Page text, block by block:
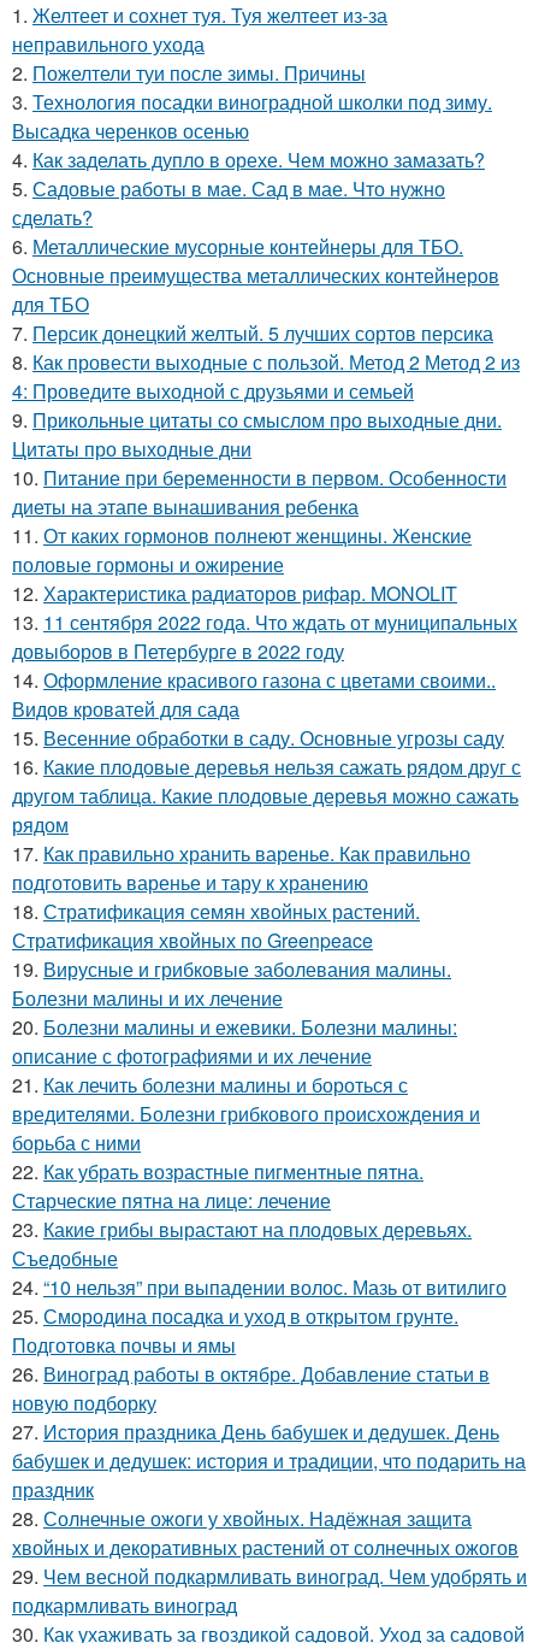
1. Желтеет и сохнет туя. Туя желтеет из-за
неправильного ухода
2. Пожелтели туи после зимы. Причины
3. Технология посадки виноградной школки под зиму.
Высадка черенков осенью
4. Как заделать дупло в орехе. Чем можно замазать?
5. Садовые работы в мае. Сад в мае. Что нужно
сделать?
6. Металлические мусорные контейнеры для ТБО.
Основные преимущества металлических контейнеров
для ТБО
7. Персик донецкий желтый. 5 лучших сортов персика
8. Как провести выходные с пользой. Метод 2 Метод 2 из
4: Проведите выходной с друзьями и семьей
9. Прикольные цитаты со смыслом про выходные дни.
Цитаты про выходные дни
10. Питание при беременности в первом. Особенности
диеты на этапе вынашивания ребенка
11. От каких гормонов полнеют женщины. Женские
половые гормоны и ожирение
12. Характеристика радиаторов рифар. MONOLIT
13. 11 сентября 2022 года. Что ждать от муниципальных
довыборов в Петербурге в 2022 году
14. Оформление красивого газона с цветами своими..
Видов кроватей для сада
15. Весенние обработки в саду. Основные угрозы саду
16. Какие плодовые деревья нельзя сажать рядом друг с
другом таблица. Какие плодовые деревья можно сажать
рядом
17. Как правильно хранить варенье. Как правильно
подготовить варенье и тару к хранению
18. Стратификация семян хвойных растений.
Стратификация хвойных по Greenpeace
19. Вирусные и грибковые заболевания малины.
Болезни малины и их лечение
20. Болезни малины и ежевики. Болезни малины:
описание с фотографиями и их лечение
21. Как лечить болезни малины и бороться с
вредителями. Болезни грибкового происхождения и
борьба с ними
22. Как убрать возрастные пигментные пятна.
Старческие пятна на лице: лечение
23. Какие грибы вырастают на плодовых деревьях.
Съедобные
24. “10 нельзя” при выпадении волос. Мазь от витилиго
25. Смородина посадка и уход в открытом грунте.
Подготовка почвы и ямы
26. Виноград работы в октябре. Добавление статьи в
новую подборку
27. История праздника День бабушек и дедушек. День
бабушек и дедушек: история и традиции, что подарить на
праздник
28. Солнечные ожоги у хвойных. Надёжная защита
хвойных и декоративных растений от солнечных ожогов
29. Чем весной подкармливать виноград. Чем удобрять и
подкармливать виноград
30. Как ухаживать за гвоздикой садовой. Уход за садовой